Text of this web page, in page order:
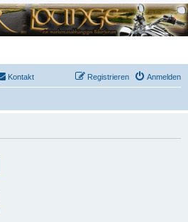
Kontakt Anmelden
Registrieren